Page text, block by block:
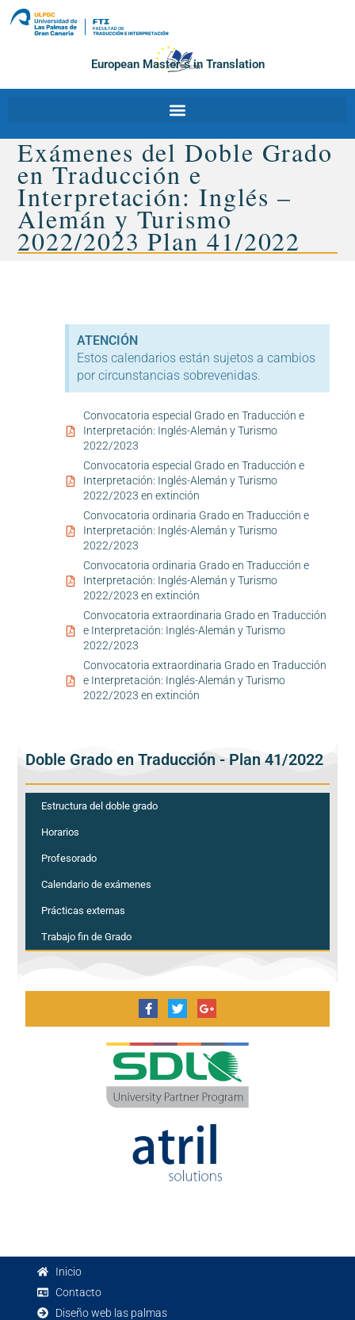
European Master´s in Translation
Exámenes del Doble Grado
en Traducción e
Interpretación: Inglés –
Alemán y Turismo
2022/2023 Plan 41/2022
ATENCIÓN
Estos calendarios están sujetos a cambios
por circunstancias sobrevenidas.
Convocatoria especial Grado en Traducción e
Interpretación: Inglés-Alemán y Turismo
2022/2023
Convocatoria especial Grado en Traducción e
Interpretación: Inglés-Alemán y Turismo
2022/2023 en extinción
Convocatoria ordinaria Grado en Traducción e
Interpretación: Inglés-Alemán y Turismo
2022/2023
Convocatoria ordinaria Grado en Traducción e
Interpretación: Inglés-Alemán y Turismo
2022/2023 en extinción
Convocatoria extraordinaria Grado en Traducción
e Interpretación: Inglés-Alemán y Turismo
2022/2023
Convocatoria extraordinaria Grado en Traducción
e Interpretación: Inglés-Alemán y Turismo
2022/2023 en extinción
Doble Grado en Traducción - Plan 41/2022
Estructura del doble grado
Horarios
Profesorado
Calendario de exámenes
Prácticas externas
Trabajo fin de Grado
Inicio
Contacto
Diseño web las palmas